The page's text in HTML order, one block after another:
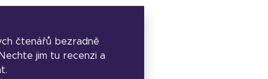
čtenářů bezradně
jim tu recenzi a